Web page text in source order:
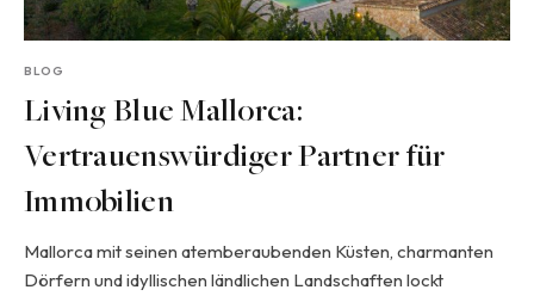
BLOG
Living Blue Mallorca:
Vertrauenswürdiger Partner für
Immobilien
Mallorca mit seinen atemberaubenden Küsten, charmanten
Dörfern und idyllischen ländlichen Landschaften lockt